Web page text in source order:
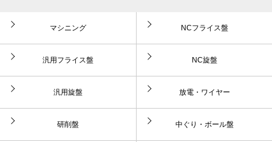
マシニング NCフライス盤
汎用フライス盤 NC旋盤
汎用旋盤 放電・ワイヤー
研削盤 中ぐり・ボール盤